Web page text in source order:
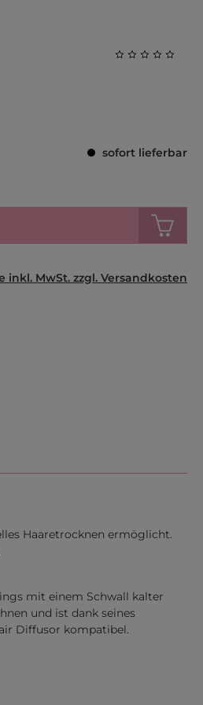
sofort lieferbar
inkl. MwSt. zzgl. Versandkosten
Haaretrocknen ermöglicht.
mit einem Schwall kalter
und ist dank seines
Diffusor kompatibel.